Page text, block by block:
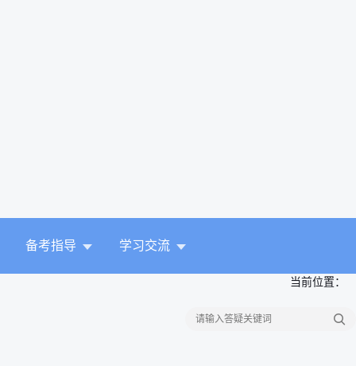
备考指导 学习交流
当前位置：